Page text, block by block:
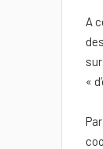
A
«